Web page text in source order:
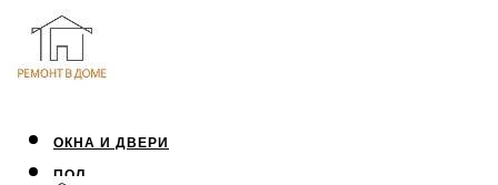
ОКНА И ДВЕРИ
ПОЛ